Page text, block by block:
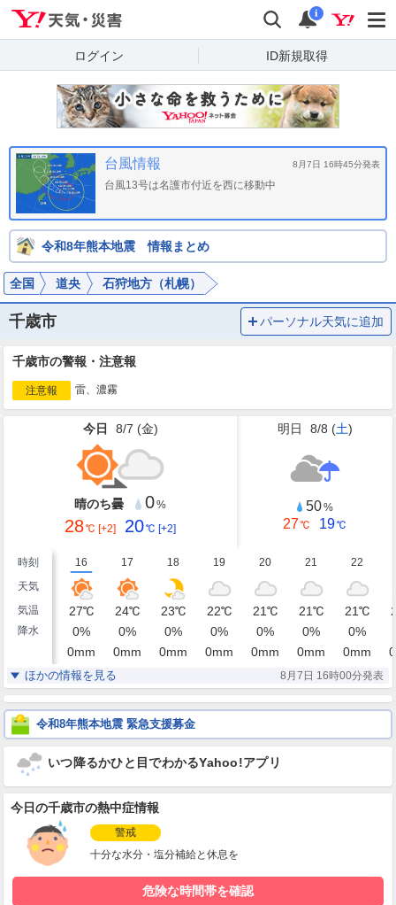
検索 通知
i
ログイン ID新規取得
台風情報 8月7日 16時45分発表
台風13号は名護市付近を西に移動中
令和8年熊本地震 情報まとめ
全国 道央 石狩地方（札幌）
千歳市 パーソナル天気に追加
千歳市の警報・注意報
注意報 雷、濃霧
今日 8/7 (金)
晴のち曇 0%
28℃ [+2] 20℃ [+2]
明日 8/8 (土)
50%
27℃ 19℃
時刻 16 17 18 19 20 21
22
天気
気温
27℃ 24℃ 23℃ 22℃ 21℃ 21℃ 21℃
降水 0% 0% 0% 0% 0% 0% 0%
0mm 0mm 0mm 0mm 0mm 0mm 0mm 0
湿度 74 % 95 % 95%
風
南南東
4m/s
南南東
5m/s
南南東
4m/s
南南東
4m/s
南南東
3m/s
南南東
3m/s
南南東
3m/s
ほかの情報を見る 8月7日 16時00分発表
令和8年熊本地震 緊急支援募金
いつ降るかひと目でわかるYahoo!アプリ
今日の千歳市の熱中症情報
警戒
十分な水分・塩分補給と休息を
危険な時間帯を確認